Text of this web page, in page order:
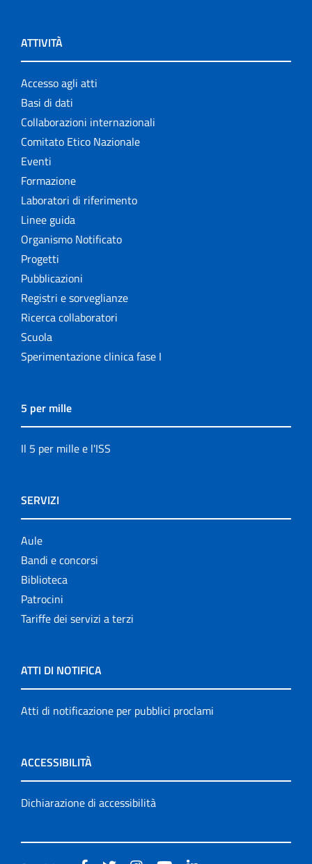
ATTIVITÀ
Accesso agli atti
Basi di dati
Collaborazioni internazionali
Comitato Etico Nazionale
Eventi
Formazione
Laboratori di riferimento
Linee guida
Organismo Notificato
Progetti
Pubblicazioni
Registri e sorveglianze
Ricerca collaboratori
Scuola
Sperimentazione clinica fase I
5 per mille
Il 5 per mille e l'ISS
SERVIZI
Aule
Bandi e concorsi
Biblioteca
Patrocini
Tariffe dei servizi a terzi
ATTI DI NOTIFICA
Atti di notificazione per pubblici proclami
ACCESSIBILITÀ
Dichiarazione di accessibilità